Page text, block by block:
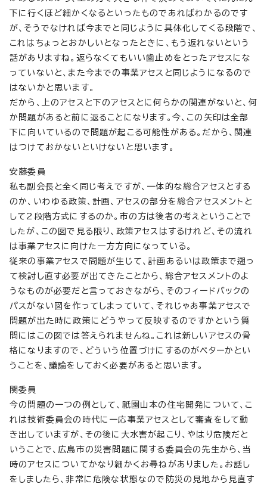
下に行くほど細かくなるといったものであればわかるのです
が、そうでなければ今までと同じように具体化してくる段階で、
これはちょっとおかしいとなったときに、もう返れないという
話がありますね。返らなくてもいい歯止めをとったアセスにな
っていないと、また今までの事業アセスと同じようになるので
はないかと思います。
だから、上のアセスと下のアセスとに何らかの関連がないと、何
か問題があると前に返ることになります。今、この矢印は全部
下に向いているので問題が起こる可能性がある。だから、関連
はつけておかないといけないと思います。
安藤委員
私も副会長と全く同じ考えですが、一体的な総合アセスとする
のか、いわゆる政策、計画、アセスの部分を総合アセスメントと
して2段階方式にするのか。市の方は後者の考えということで
したが、この図で見る限り、政策アセスはするけれど、その流れ
は事業アセスに向けた一方方向になっている。
従来の事業アセスで問題が生じて、計画あるいは政策まで遡っ
て検討し直す必要が出てきたことから、総合アセスメントのよ
うなものが必要だと言っておきながら、そのフィードバックの
パスがない図を作ってしまっていて、それじゃあ事業アセスで
問題が出た時に政策にどうやって反映するのですかという質
問にはこの図では答えられませんね。これは新しいアセスの骨
格になりますので、どういう位置づけにするのがベターかとい
うことを、議論をしておく必要があると思います。
関委員
今の問題の一つの例として、祇園山本の住宅開発について、こ
れは技術委員会の時代に一応事業アセスとして審査をして動
き出していますが、その後に大水害が起こり、やはり危険だと
いうことで、広島市の災害問題に関する委員会の先生から、当
時のアセスについてかなり細かくお尋ねがありました。お話し
をしましたら、非常に危険な状態なので防災の見地から見直す